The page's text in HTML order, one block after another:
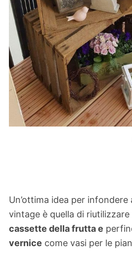
Un’ottima idea per
vintage è quella di riutilizzare
cassette della frutta e
vernice come vasi per le